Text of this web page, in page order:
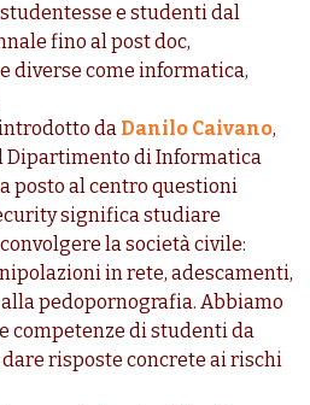
e studenti dal
fino al post doc,
diverse come informatica,
da Danilo Caivano,
Dipartimento di Informatica
posto al centro questioni
significa studiare
la società civile:
in rete, adescamenti,
pedopornografia. Abbiamo
competenze di studenti da
risposte concrete ai rischi